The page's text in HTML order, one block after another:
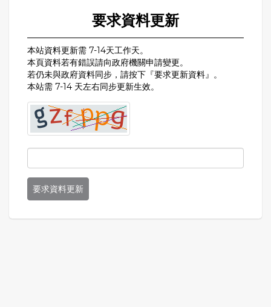
要求資料更新
本站資料更新需 7-14天工作天。
本頁資料若有錯誤請向政府機關申請變更。
若仍未與政府資料同步，請按下『要求更新資料』。
本站需 7-14 天左右同步更新生效。
要求資料更新